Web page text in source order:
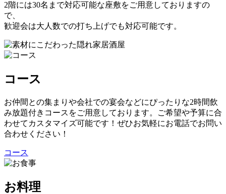
2階には30名まで対応可能な座敷をご用意しておりますの
で、
歓迎会は大人数での打ち上げでも対応可能です。
コース
お仲間との集まりや会社での宴会などにぴったりな2時間飲
み放題付きコースをご用意しております。ご希望や予算に合
わせてカスタマイズ可能です！ぜひお気軽にお電話でお問い
合わせください！
コース
お料理